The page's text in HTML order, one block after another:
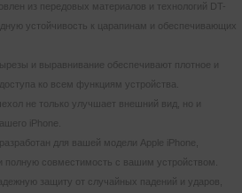
из передовых материалов и технологий DT-
устойчивость к царапинам и обеспечивающих
и выравнивание обеспечивают плотное и
ко всем функциям устройства.
не только улучшает внешний вид, но и
iPhone.
для вашей модели Apple iPhone,
полную совместимость с вашим устройством.
защиту от случайных падений и ударов,